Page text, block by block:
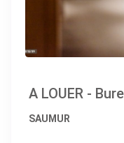
A LOUER -
SAUMUR